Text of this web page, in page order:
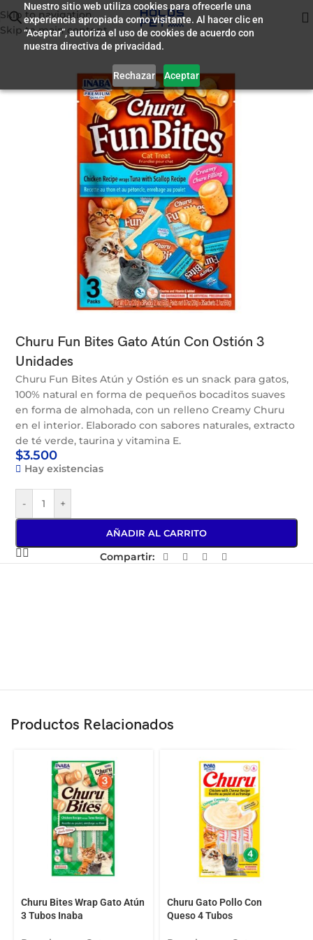
Nuestro sitio web utiliza cookies para ofrecerle una
experiencia apropiada como visitante. Al hacer clic en
“Aceptar”, autoriza el uso de cookies de acuerdo con
nuestra directiva de privacidad.
Rechazar Aceptar
Skip to navigation
Skip to main content
Inicio/ Premio para Gatos
Churu Fun Bites Gato Atún Con Ostión 3
Unidades
Churu Fun Bites Atún y Ostión es un snack para gatos,
100% natural en forma de pequeños bocaditos suaves
en forma de almohada, con un relleno Creamy Churu
en el interior. Elaborado con sabores naturales, extracto
de té verde, taurina y vitamina E.
$3.500
Hay existencias
- +
AÑADIR AL CARRITO
Compartir:
Productos Relacionados
Churu Bites Wrap Gato Atún
3 Tubos Inaba
Churu Gato Pollo Con
Queso 4 Tubos